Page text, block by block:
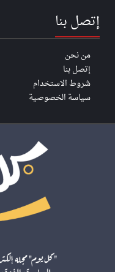
إتصل بنا
من نحن
إتصل بنا
شروط الاستخدام
سياسة الخصوصية